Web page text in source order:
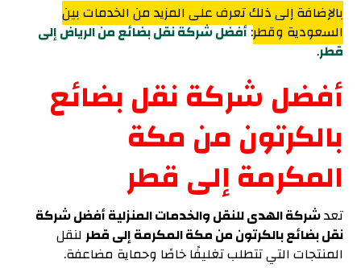
بالإضافة إلى ذلك تعرف على المزيد من الخدمات بين
السعودية وقطر:أفضل شركة نقل بضائع من الرياض إلى
قطر.
أفضل شركة نقل بضائع
بالكرتون من مكة
المكرمة إلى قطر
تعدشركة الهدى للنقل والخدمات المنزلية أفضل شركة
نقل بضائع بالكرتون من مكة المكرمة إلى قطر لنقل
المنتجات التي تتطلب تغليفًا خاصًا وحماية مضاعفة.